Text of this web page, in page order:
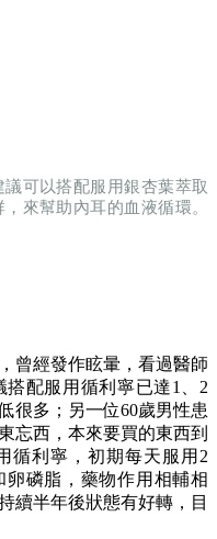
可以搭配服用銀杏葉萃取
來幫助內耳的血液循環。
曾經發作眩暈，看過醫師
配服用循利寧已達1、2
很多；另一位60歲男性患
忘西，本來要買的東西到
循利寧，初期每天服用2
磷脂，藥物作用相輔相
續半年後狀態有好轉，目